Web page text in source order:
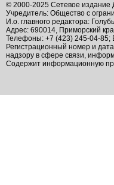
© 2000-2025 Сетевое издание
Учредитель: Общество с
И.о. главного редактора:
Адрес: 690014, Приморский
Телефоны: +7 (423) 245-04-85;
Регистрационный номер и
надзору в сфере связи,
Содержит информационную